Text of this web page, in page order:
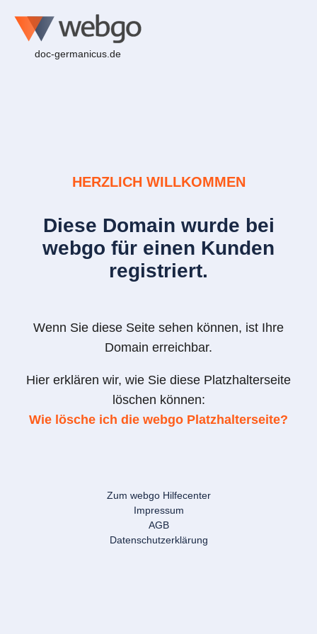
doc-germanicus.de
HERZLICH WILLKOMMEN
Diese Domain wurde bei
webgo für einen Kunden
registriert.
Wenn Sie diese Seite sehen können, ist Ihre
Domain erreichbar.
Hier erklären wir, wie Sie diese Platzhalterseite
löschen können:
Wie lösche ich die webgo Platzhalterseite?
Zum webgo Hilfecenter
Impressum
AGB
Datenschutzerklärung